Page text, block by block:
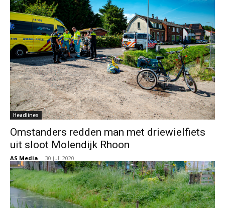
Headlines
Omstanders redden man met driewielfiets
uit sloot Molendijk Rhoon
AS Media - 30 juli 2020